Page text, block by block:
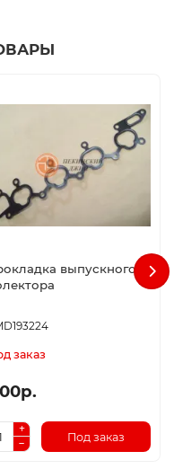
выпускного
заказ
Под заказ